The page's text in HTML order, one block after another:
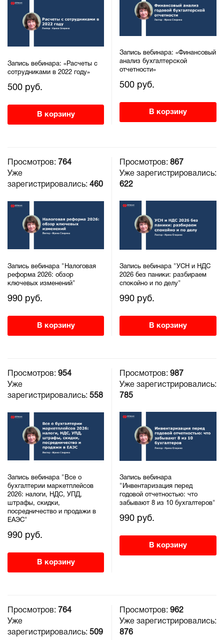
Запись вебинара: «Расчеты с
сотрудниками в 2022 году»
500 руб.
В корзину
Запись вебинара: «Финансовый
анализ бухгалтерской
отчетности»
500 руб.
В корзину
Просмотров: 764
Уже
зарегистрировались: 460
Запись вебинара "Налоговая
реформа 2026: обзор
ключевых изменений"
990 руб.
В корзину
Просмотров: 867
Уже зарегистрировались:
622
Запись вебинара "УСН и НДС
2026 без паники: разбираем
спокойно и по делу"
990 руб.
В корзину
Просмотров: 954
Уже
зарегистрировались: 558
Запись вебинара "Все о
бухгалтерии маркетплейсов
2026: налоги, НДС, УПД,
штрафы, скидки,
посредничество и продажи в
ЕАЭС"
990 руб.
В корзину
Просмотров: 987
Уже зарегистрировались:
785
Запись вебинара
"Инвентаризация перед
годовой отчетностью: что
забывают 8 из 10 бухгалтеров"
990 руб.
В корзину
Просмотров: 764
Уже
зарегистрировались: 509
Просмотров: 962
Уже зарегистрировались:
876